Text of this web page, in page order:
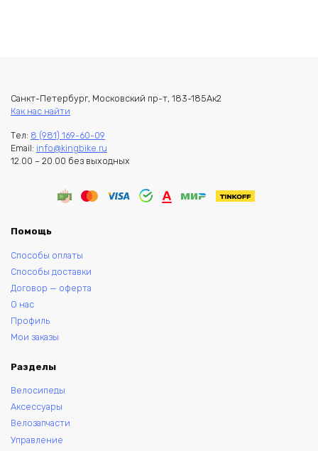
Санкт-Петербург, Московский пр-т, 183-185Ак2
Как нас найти
Тел: 8 (981) 169-60-09
Email: info@kingbike.ru
12.00 – 20.00 без выходных
Помощь
Способы оплаты
Способы доставки
Договор — оферта
О нас
Профиль
Мои заказы
Разделы
Велосипеды
Аксессуары
Велозапчасти
Управление